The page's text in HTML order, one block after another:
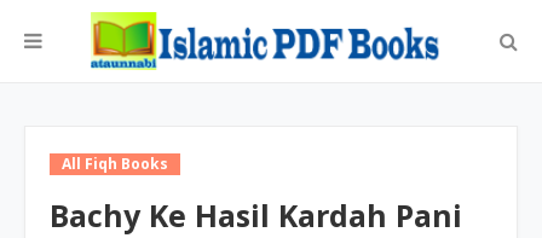
All Fiqh Books
Bachy Ke Hasil Kardah Pani